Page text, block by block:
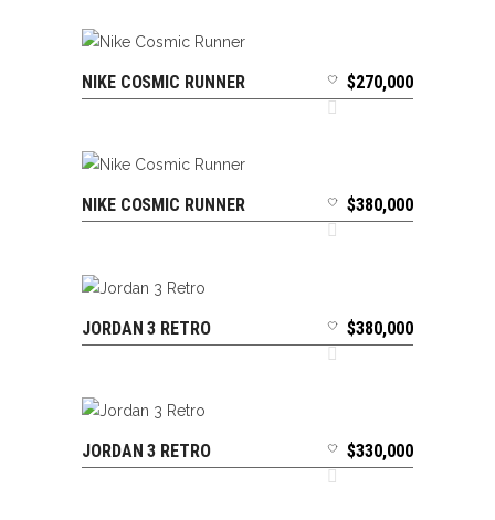
SELECCIONAR OPCIONES
NIKE COSMIC RUNNER $270,000
SELECCIONAR OPCIONES
NIKE COSMIC RUNNER $380,000
SELECCIONAR OPCIONES
JORDAN 3 RETRO $380,000
SELECCIONAR OPCIONES
JORDAN 3 RETRO $330,000